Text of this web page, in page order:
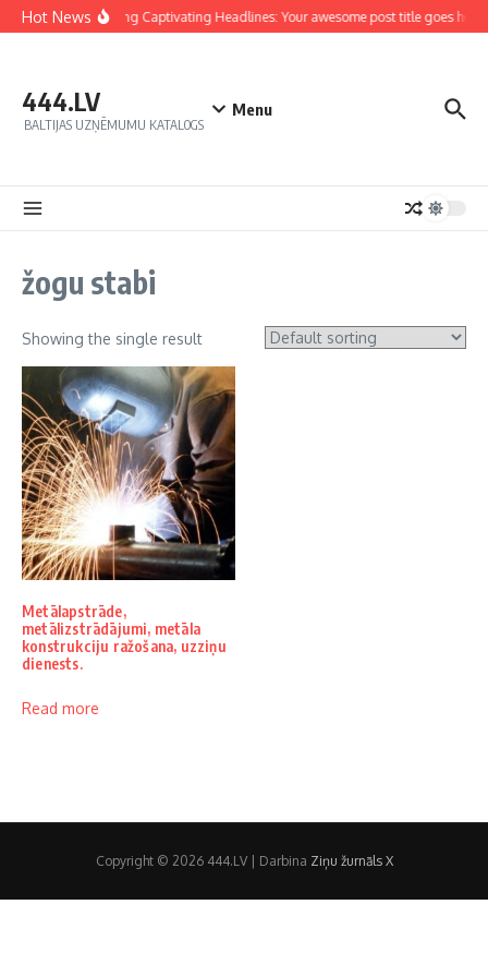
Hot NewsCrafting Captivating Headlines: Your awesome post title goes here
444.LV
BALTIJAS UZŅĒMUMU KATALOGS
Menu
žogu stabi
Showing the single result
Metālapstrāde,
metālizstrādājumi, metāla
konstrukciju ražošana, uzziņu
dienests.
Read more
Copyright © 2026 444.LV | Darbina Ziņu žurnāls X